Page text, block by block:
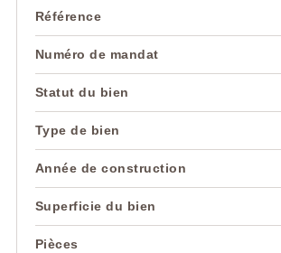
Référence
Numéro de mandat
Statut du bien
Type de bien
Année de construction
Superficie du bien
Pièces